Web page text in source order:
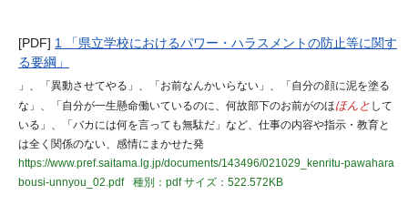
[PDF] 1 「県立学校におけるパワー・ハラスメントの防止等に関す
る要綱」
」、「異動させてやる」、「お前なんかいらない」、「自分の顔に泥を塗る
な」、「自分が一生懸命働いているのに、何故部下のお前がのほほんと して
いる」、「バカには何を言っても無駄だ」など、仕事の内容や指示・教育と
は全く関係のない、感情にまかせた発
https://www.pref.saitama.lg.jp/documents/143496/021029_kenritu-pawahara
bousi-unnyou_02.pdf
種別：pdfサイズ：522.572KB